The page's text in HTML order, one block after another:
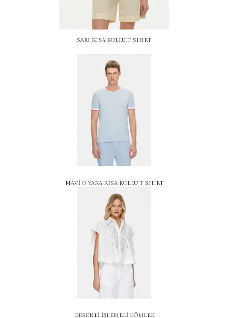
SARI KISA KOLLU T-SHIRT
MAVİ O YAKA KISA KOLLU T-SHIRT
DESENLİ İŞLEMELİ GÖMLEK